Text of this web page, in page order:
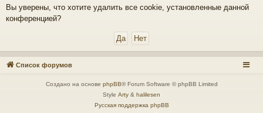
ел
и
ия
Вы уверены, что хотите удалить все cookie, установленные данной
конференцией?
Список форумов
Создано на основе phpBB® Forum Software © phpBB Limited
Style Arty & halilesen
Русская поддержка phpBB